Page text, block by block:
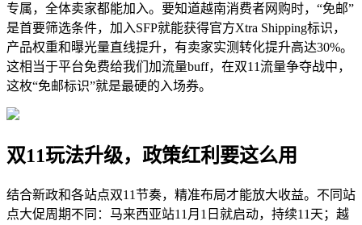
专属，全体卖家都能加入。要知道越南消费者网购时，“免邮”
是首要筛选条件，加入SFP就能获得官方Xtra Shipping标识，
产品权重和曝光量直线提升，有卖家实测转化提升高达30%。
这相当于平台免费给我们加流量buff，在双11流量争夺战中，
这枚“免邮标识”就是最硬的入场券。
双11玩法升级，政策红利要这么用
结合新政和各站点双11节奏，精准布局才能放大收益。不同站
点大促周期不同：马来西亚站11月1日就启动，持续11天；越